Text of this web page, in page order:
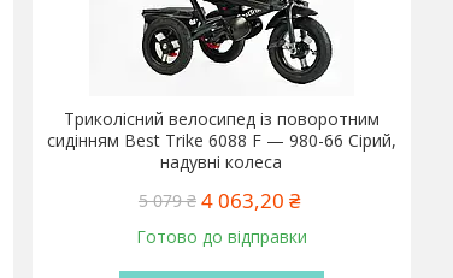
Триколісний велосипед із поворотним
сидінням Best Trike 6088 F — 980-66 Сірий,
надувні колеса
5 079 ₴ 4 063,20 ₴
Готово до відправки